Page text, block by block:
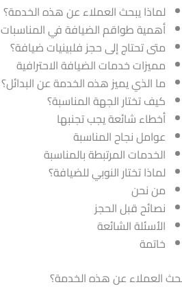
لماذا يبحث العملاء عن هذه الخدمة؟
أهمية طواقم الضيافة في المناسبات
متى تحتاج إلى حجز فلبينيات ضيافة؟
مميزات خدمات الضيافة الاحترافية
ما الذي يميز هذه الخدمة عن البدائل؟
كيف تختار الجهة المناسبة؟
أخطاء شائعة يجب تجنبها
عوامل نجاح المناسبة
الخدمات المرتبطة بالمناسبة
لماذا تختار النوبي للضيافة؟
من نحن
نصائح قبل الحجز
الأسئلة الشائعة
خاتمة
العملاء عن هذه الخدمة؟